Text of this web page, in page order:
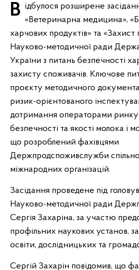
Відбулося розширене засідання секцій «Ветеринарна медицина»,
харчових продуктів» та «Захист
Науково-методичної ради
України з питань безпечності
захисту споживачів. Ключове
проєкту методичного
ризик-орієнтованого
дотримання операторами
безпечності та якості молока і
що розроблений фахівцями
Держпродспоживслужби
міжнародних організацій.
Засідання проведене під
Науково-методичної ради
Сергія Захаріна, за участю
профільних наукових установ,
освіти, дослідницьких та
Сергій Захарін повідомив, що